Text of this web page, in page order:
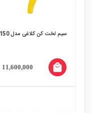
سیم لخت کن کلاغی مدل HY-150
11,600,000 local_mall